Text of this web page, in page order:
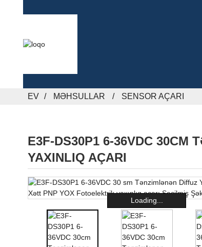
EV MƏHSULLAR SENSOR AÇARI
E3F-DS30P1 6-36VDC 30CM
YAXINLIQ AÇARI
Loading...